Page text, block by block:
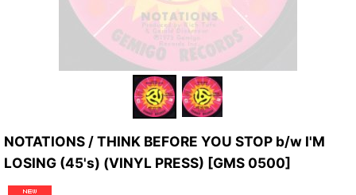
NOTATIONS / THINK BEFORE YOU STOP b/w I'M
LOSING (45's) (VINYL PRESS) [GMS 0500]